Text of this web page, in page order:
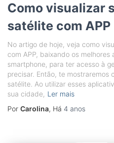
Como visualizar
satélite com APP
No artigo de hoje, veja como
com APP, baixando os melhores
smartphone, para ter acesso à
precisar. Então, te mostraremos
satélite. Ao utilizar esses
sua cidade, Ler mais
Por Carolina, Há 4 anos